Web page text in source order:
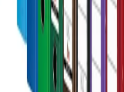
Светлосин
Сив
Син
Червен
5,99 €
11,71 лв.